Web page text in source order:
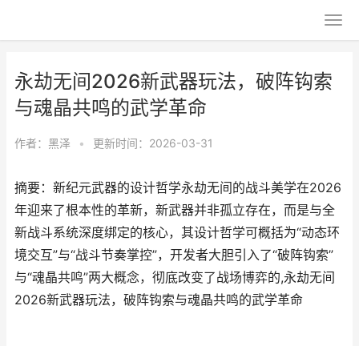
永劫无间2026新武器玩法，破阵钩索
与魂晶共鸣的武学革命
作者： 黑泽 • 更新时间：2026-03-31
摘要：新纪元武器的设计哲学永劫无间的战斗美学在2026
年迎来了根本性的革新，新武器并非孤立存在，而是与全
新战斗系统深度绑定的核心，其设计哲学可概括为“动态环
境交互”与“战斗节奏掌控”，开发者大胆引入了“破阵钩索”
与“魂晶共鸣”两大概念，彻底改变了战场博弈的,永劫无间
2026新武器玩法，破阵钩索与魂晶共鸣的武学革命